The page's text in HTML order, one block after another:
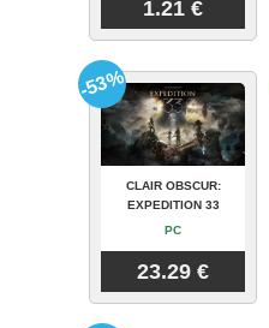
1.21 €
CLAIR OBSCUR:
EXPEDITION 33
PC
23.29 €
-53%